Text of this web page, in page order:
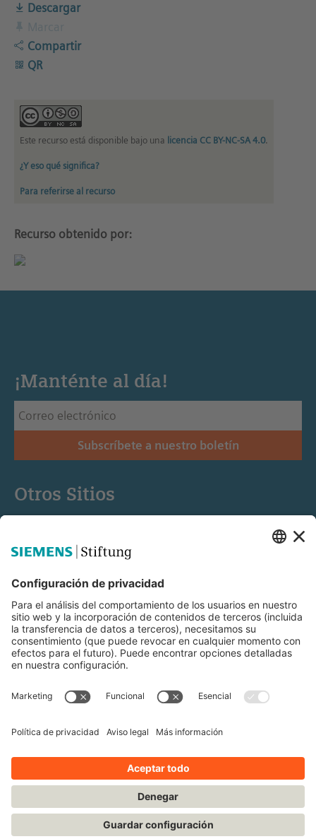
Descargar
Compartir
QR
Este recurso está disponible bajo una licencia CC BY-NC-SA 4.0.
¿Y eso qué significa?
Para referirse al recurso
Recurso obtenido por:
¡Manténte al día!
Subscríbete a nuestro boletín
Otros Sitios
Educación STEM
Mediaportal
© Siemens Stiftung 2025
Condiciones de uso